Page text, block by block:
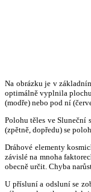
Na obrázku je v
optimálně vyplnila
(modře) nebo pod ní
Polohu těles ve Sluneční
(zpětně, dopředu) se
Dráhové elementy
závislé na mnoha
obecně určit. Chyba
U přísluní a odsluní se